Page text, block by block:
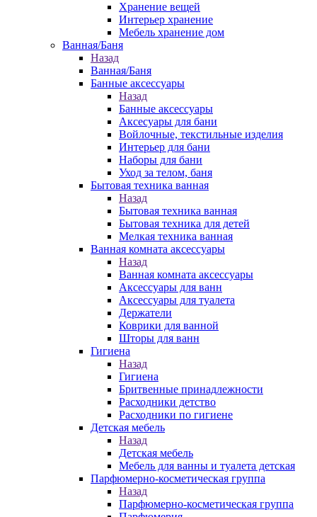
Хранение вещей
Интерьер хранение
Мебель хранение дом
Ванная/Баня
Назад
Ванная/Баня
Банные аксессуары
Назад
Банные аксессуары
Аксесуары для бани
Войлочные, текстильные изделия
Интерьер для бани
Наборы для бани
Уход за телом, баня
Бытовая техника ванная
Назад
Бытовая техника ванная
Бытовая техника для детей
Мелкая техника ванная
Ванная комната аксессуары
Назад
Ванная комната аксессуары
Аксессуары для ванн
Аксессуары для туалета
Держатели
Коврики для ванной
Шторы для ванн
Гигиена
Назад
Гигиена
Бритвенные принадлежности
Расходники детство
Расходники по гигиене
Детская мебель
Назад
Детская мебель
Мебель для ванны и туалета детская
Парфюмерно-косметическая группа
Назад
Парфюмерно-косметическая группа